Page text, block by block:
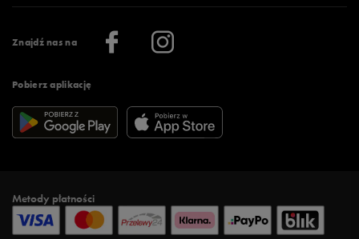
Znajdź nas na
Pobierz aplikację
Regulamin aplikacji 50 style
Więcej regulaminów >
Praca
Informacje o firmie
Metody płatności